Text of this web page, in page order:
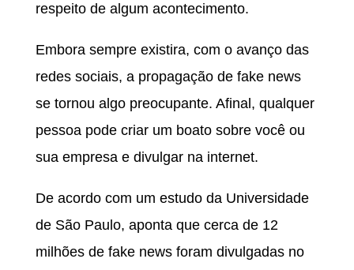
respeito de algum acontecimento.
Embora sempre existira, com o avanço das
redes sociais, a propagação de fake news
se tornou algo preocupante. Afinal, qualquer
pessoa pode criar um boato sobre você ou
sua empresa e divulgar na internet.
De acordo com um estudo da Universidade
de São Paulo, aponta que cerca de 12
milhões de fake news foram divulgadas no